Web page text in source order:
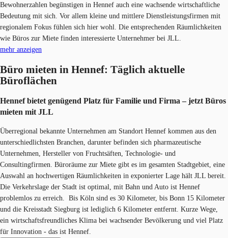
Bewohnerzahlen begünstigen in Hennef auch eine wachsende wirtschaftliche
Bedeutung mit sich. Vor allem kleine und mittlere Dienstleistungsfirmen mit
regionalem Fokus fühlen sich hier wohl. Die entsprechenden Räumlichkeiten
wie Büros zur Miete finden interessierte Unternehmer bei JLL.
mehr anzeigen
Büro mieten in Hennef: Täglich aktuelle
Büroflächen
Hennef bietet genügend Platz für Familie und Firma – jetzt Büros
mieten mit JLL
Überregional bekannte Unternehmen am Standort Hennef kommen aus den
unterschiedlichsten Branchen, darunter befinden sich pharmazeutische
Unternehmen, Hersteller von Fruchtsäften, Technologie- und
Consultingfirmen. Büroräume zur Miete gibt es im gesamten Stadtgebiet, eine
Auswahl an hochwertigen Räumlichkeiten in exponierter Lage hält JLL bereit.
Die Verkehrslage der Stadt ist optimal, mit Bahn und Auto ist Hennef
problemlos zu erreich. Bis Köln sind es 30 Kilometer, bis Bonn 15 Kilometer
und die Kreisstadt Siegburg ist lediglich 6 Kilometer entfernt. Kurze Wege,
ein wirtschaftsfreundliches Klima bei wachsender Bevölkerung und viel Platz
für Innovation - das ist Hennef.